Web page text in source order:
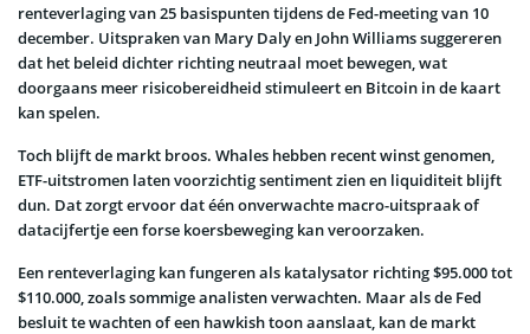
renteverlaging van 25 basispunten tijdens de Fed-meeting van 10
december. Uitspraken van Mary Daly en John Williams suggereren
dat het beleid dichter richting neutraal moet bewegen, wat
doorgaans meer risicobereidheid stimuleert en Bitcoin in de kaart
kan spelen.
Toch blijft de markt broos. Whales hebben recent winst genomen,
ETF-uitstromen laten voorzichtig sentiment zien en liquiditeit blijft
dun. Dat zorgt ervoor dat één onverwachte macro-uitspraak of
datacijfertje een forse koersbeweging kan veroorzaken.
Een renteverlaging kan fungeren als katalysator richting $95.000 tot
$110.000, zoals sommige analisten verwachten. Maar als de Fed
besluit te wachten of een hawkish toon aanslaat, kan de markt